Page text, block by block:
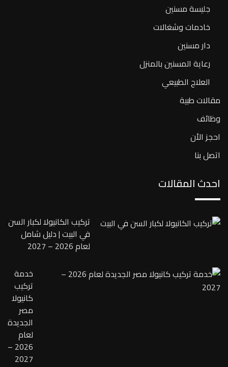
جليسة مسنين
خادمات وشغالات
دار مسنين
رعاية المسنين بالمنزل
العلاج الطبيعي
مقالات طبية
وظائف
احجز الأن
اتصل بنا
احدث المقالات
تركيب الكانيولا لكبار السن
في البيت | دليل شامل
لعام 2026 – 2027
خدمة
تركيب
كانيولا
مصر
الجديدة
لعام
2026 –
2027